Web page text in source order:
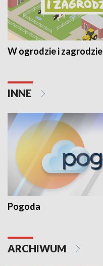
W ogrodzie i zagrodzie
INNE
Pogoda
ARCHIWUM